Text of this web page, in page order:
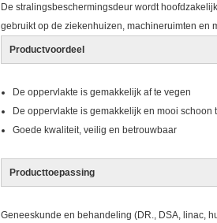
De stralingsbeschermingsdeur wordt
gebruikt op de ziekenhuizen, machineruimten en
Productvoordeel
De oppervlakte is gemakkelijk af te vegen
De oppervlakte is gemakkelijk en mooi schoon
Goede kwaliteit, veilig en betrouwbaar
Producttoepassing
Geneeskunde en behandeling (DR., DSA, linac,